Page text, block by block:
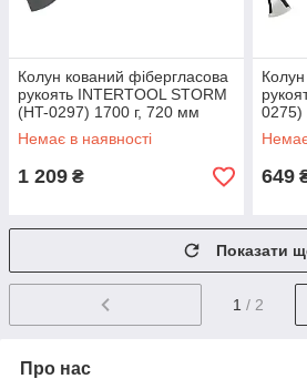
Колун кований фібергласова
рукоять INTERTOOL STORM
(HT-0297) 1700 г, 720 мм
Немає в наявності
1 209 ₴
0275)
649
Показати
1 / 2
Про нас